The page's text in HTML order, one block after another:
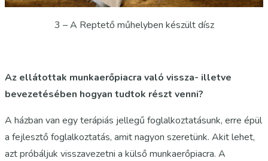
3 – A Reptető műhelyben készült dísz
Az ellátottak munkaerőpiacra való vissza- illetve
bevezetésében hogyan tudtok részt venni?
A házban van egy terápiás jellegű foglalkoztatásunk, erre épül
a fejlesztő foglalkoztatás, amit nagyon szeretünk. Akit lehet,
azt próbáljuk visszavezetni a külső munkaerőpiacra. A